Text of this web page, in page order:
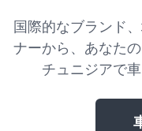
国際的なブランド
ナーから、あなた
チュニジアで